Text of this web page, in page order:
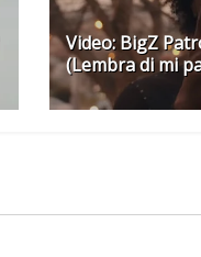
Video: BigZ
(Lembra di mi